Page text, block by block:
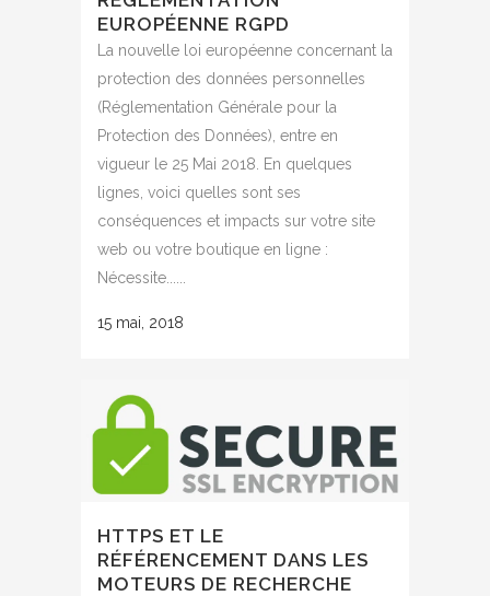
EUROPÉENNE RGPD
La nouvelle loi européenne concernant la
protection des données personnelles
(Réglementation Générale pour la
Protection des Données), entre en
vigueur le 25 Mai 2018. En quelques
lignes, voici quelles sont ses
conséquences et impacts sur votre site
web ou votre boutique en ligne :
Nécessite......
15 mai, 2018
HTTPS ET LE
RÉFÉRENCEMENT DANS LES
MOTEURS DE RECHERCHE